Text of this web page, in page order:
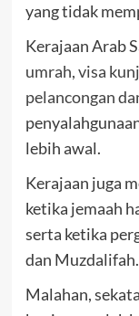
yang tidak
Kerajaan Arab
umrah, visa
pelancongan
lebih awal.
Kerajaan juga
ketika jemaah
serta ketika
dan Muzdalifah.
Malahan,